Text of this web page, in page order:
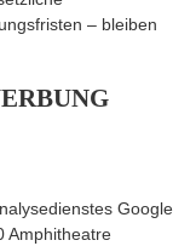
– bleiben
Google
Amphitheatre